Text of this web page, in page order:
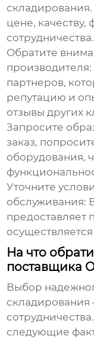
цене,
сотрудничества.
Обратите
производителя:
партнеров,
репутацию и
отзывы других
Запросите
заказ,
оборудования,
Уточните
обслуживания:
предоставляет
На что
поставщика
Выбор
складирования
следующие